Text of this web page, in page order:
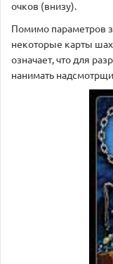
очков (внизу).
Помимо параметров
некоторые карты
означает, что для
нанимать